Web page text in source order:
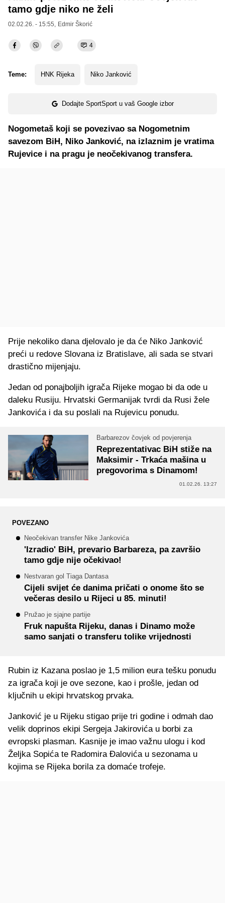
tamo gdje niko ne želi
02.02.26. - 15:55, Edmir Škorić
4
Teme: HNK Rijeka Niko Janković
Dodajte SportSport u vaš Google izbor
Nogometaš koji se povezivao sa Nogometnim
savezom BiH, Niko Janković, na izlaznim je vratima
Rujevice i na pragu je neočekivanog transfera.
Prije nekoliko dana djelovalo je da će Niko Janković
preći u redove Slovana iz Bratislave, ali sada se stvari
drastično mijenjaju.
Jedan od ponajboljih igrača Rijeke mogao bi da ode u
daleku Rusiju. Hrvatski Germanijak tvrdi da Rusi žele
Jankovića i da su poslali na Rujevicu ponudu.
Barbarezov čovjek od povjerenja
Reprezentativac BiH stiže na
Maksimir - Trkaća mašina u
pregovorima s Dinamom!
01.02.26. 13:27
POVEZANO
Neočekivan transfer Nike Jankovića
'Izradio' BiH, prevario Barbareza, pa završio
tamo gdje nije očekivao!
Nestvaran gol Tiaga Dantasa
Cijeli svijet će danima pričati o onome što se
večeras desilo u Rijeci u 85. minuti!
Pružao je sjajne partije
Fruk napušta Rijeku, danas i Dinamo može
samo sanjati o transferu tolike vrijednosti
Rubin iz Kazana poslao je 1,5 milion eura tešku ponudu
za igrača koji je ove sezone, kao i prošle, jedan od
ključnih u ekipi hrvatskog prvaka.
Janković je u Rijeku stigao prije tri godine i odmah dao
velik doprinos ekipi Sergeja Jakirovića u borbi za
evropski plasman. Kasnije je imao važnu ulogu i kod
Željka Sopića te Radomira Đalovića u sezonama u
kojima se Rijeka borila za domaće trofeje.